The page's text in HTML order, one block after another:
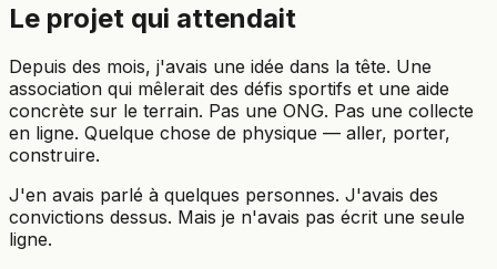
Le projet qui attendait
Depuis des mois, j'avais une idée dans la tête. Une
association qui mêlerait des défis sportifs et une aide
concrète sur le terrain. Pas une ONG. Pas une collecte
en ligne. Quelque chose de physique — aller, porter,
construire.
J'en avais parlé à quelques personnes. J'avais des
convictions dessus. Mais je n'avais pas écrit une seule
ligne.